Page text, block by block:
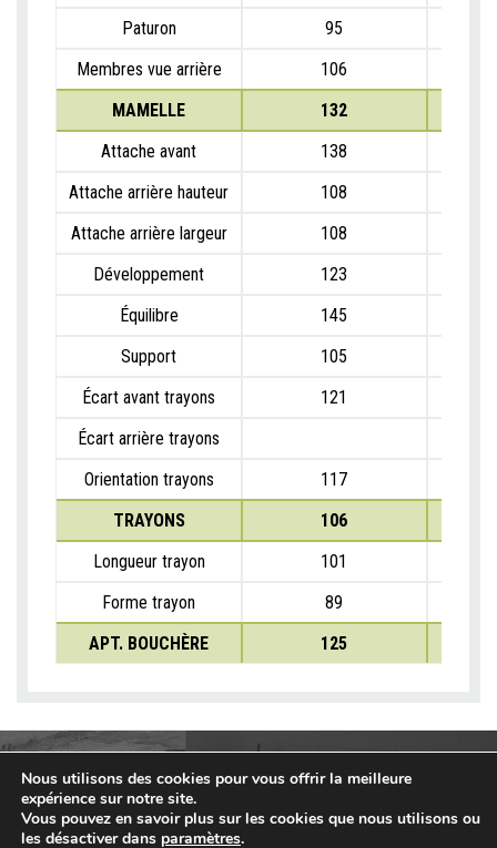
Paturon
95
Membres vue arrière
106
MAMELLE
132
Attache avant
138
Attache arrière hauteur
108
Attache arrière largeur
108
Développement
123
Équilibre
145
Support
105
Écart avant trayons
121
Écart arrière trayons
Orientation trayons
117
TRAYONS
106
Longueur trayon
101
Forme trayon
89
APT. BOUCHÈRE
125
Nous utilisons des cookies pour vous offrir la meilleure
expérience sur notre site.
Vous pouvez en savoir plus sur les cookies que nous utilisons ou
les désactiver dans paramètres.